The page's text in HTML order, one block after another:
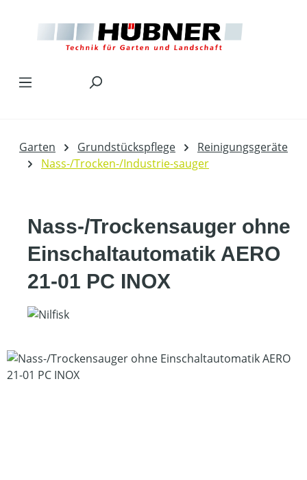
Garten Grundstückspflege
Reinigungsgeräte
Nass-/Trocken-/Industrie-sauger
Nass-/Trockensauger ohne
Einschaltautomatik AERO
21-01 PC INOX
Bildergalerie überspringen